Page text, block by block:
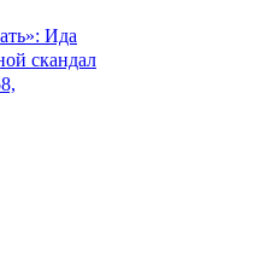
Ида
скандал